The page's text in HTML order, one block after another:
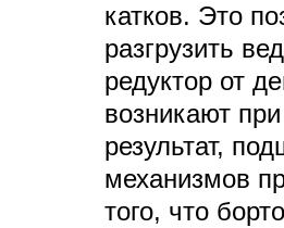
катков. Это
разгрузить
редуктор от
возникают
результат,
механизмов
того, что